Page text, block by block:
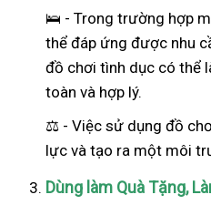
🛌 - Trong trường hợp
thể đáp ứng được nhu
đồ chơi tình dục có thể
toàn và hợp lý.
⚖️ - Việc sử dụng đồ
lực và tạo ra một môi
Dùng làm Quà Tặng,